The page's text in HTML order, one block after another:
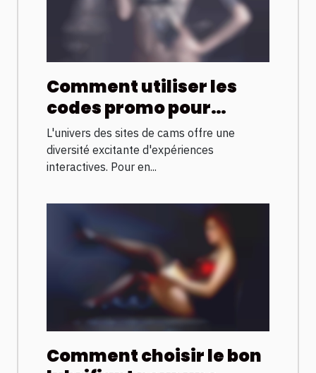
Comment utiliser les
codes promo pour
maximiser votre
expérience sur les sites
de cams
L'univers des sites de cams offre une
diversité excitante d'expériences
interactives. Pour en...
Comment choisir le bon